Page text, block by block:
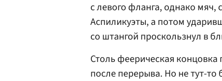
с левого фланга, однако мяч,
Аспиликуэты, а потом
со штангой проскользнул в
Столь феерическая
после перерыва. Но не тут-